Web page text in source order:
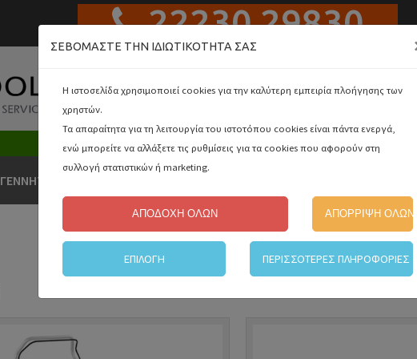
22230 29830
ΑΛΥΣΟΠΡΙΟΝΑ ΚΑΙ ΨΑΛΙΔΙΑ ΚΛΑΔΕΜΑΤΟΣ ΜΠΑΤΑΡΙΑΣ
ΓΕΝΝΗΤΡΙΕΣ
ΣΕΒΌΜΑΣΤΕ ΤΗΝ ΙΔΙΩΤΙΚΌΤΗΤΆ ΣΑΣ
Η ιστοσελίδα χρησιμοποιεί cookies για την καλύτερη εμπειρία πλοήγησης των
χρηστών.
Τα απαραίτητα για τη λειτουργία του ιστοτόπου cookies είναι πάντα ενεργά,
ενώ μπορείτε να αλλάξετε τις ρυθμίσεις για τα cookies που αφορούν στη
συλλογή στατιστικών ή marketing.
ΑΠΟΔΟΧΗ ΟΛΩΝ ΑΠΟΡΡΙΨΗ ΟΛΩΝ
ΕΠΙΛΟΓΗ ΠΕΡΙΣΣΟΤΕΡΕΣ ΠΛΗΡΟΦΟΡΙΕΣ